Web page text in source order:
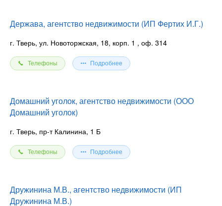
Держава, агентство недвижимости (ИП Фертих И.Г.)
г. Тверь, ул. Новоторжская, 18, корп. 1 , оф. 314
Телефоны Подробнее
Домашний уголок, агентство недвижимости (ООО
Домашний уголок)
г. Тверь, пр-т Калинина, 1 Б
Телефоны Подробнее
Дружинина М.В., агентство недвижимости (ИП
Дружинина М.В.)